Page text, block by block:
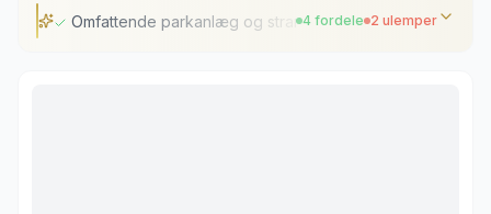
Omfattende parkanlæg og strand4 fordele 2 ulemper